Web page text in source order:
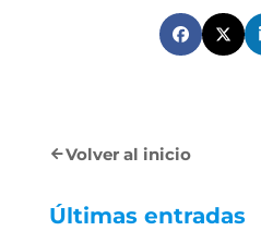
Volver al inicio
Últimas entradas